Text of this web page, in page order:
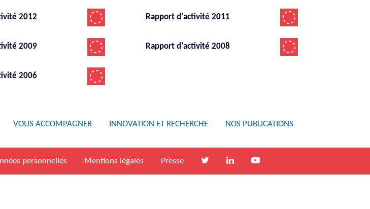
2012 Rapport d'activité 2011
2009 Rapport d'activité 2008
2006
VOUS ACCOMPAGNER INNOVATION ET RECHERCHE NOS PUBLICATIONS
personnelles Mentions légales Presse